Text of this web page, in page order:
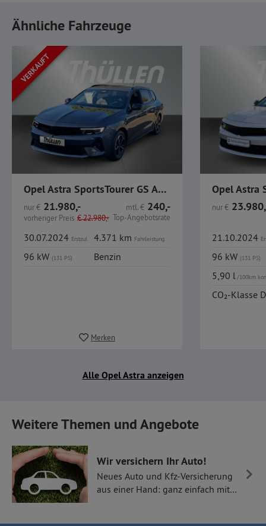
Ähnliche Fahrzeuge
VERKAUFT
Opel Astra SportsTourer GS AHK Navi IntelliLux
nur€ 21.980,-
vorheriger Preis €22.980,-
mtl.€ 240,-
Top-Angebotsrate
30.07.2024 Erstzul. 4.371 km Fahrleistung
96 kW (131 PS) Benzin
Merken
nur€
21.10.2024
96 kW (131 PS)
5,90 l/100km
CO₂-Klasse D
Alle Opel Astra anzeigen
Weitere Themen und Angebote
Wir versichern Ihr Auto!
Neues Auto und Kfz-Versicherung
aus einer Hand: ganz einfach mit